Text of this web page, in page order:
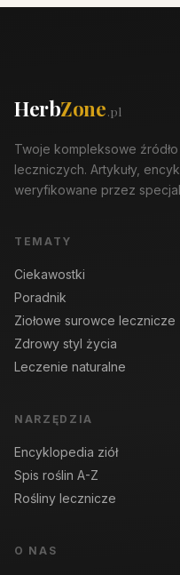
HerbZone.pl
Twoje kompleksowe
leczniczych. Artykuły,
weryfikowane przez
TEMATY
Ciekawostki
Poradnik
Ziołowe surowce lecznicze
Zdrowy styl życia
Leczenie naturalne
NARZĘDZIA
Encyklopedia ziół
Spis roślin A-Z
Rośliny lecznicze
O NAS